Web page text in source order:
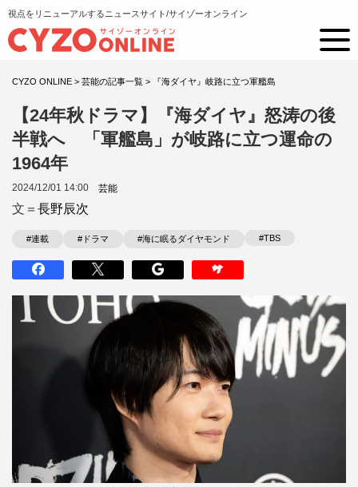
視点をリニューアルするニュースサイト/サイゾーオンライン
CYZO ONLINE > 芸能の記事一覧 > 『海ダイヤ』岐路に立つ軍艦島
【24年秋ドラマ】『海ダイヤ』怒涛の後
半戦へ 「軍艦島」が岐路に立つ運命の
1964年
2024/12/01 14:00 芸能
文＝ 長野辰次
#連載 #ドラマ #海に眠るダイヤモンド #TBS